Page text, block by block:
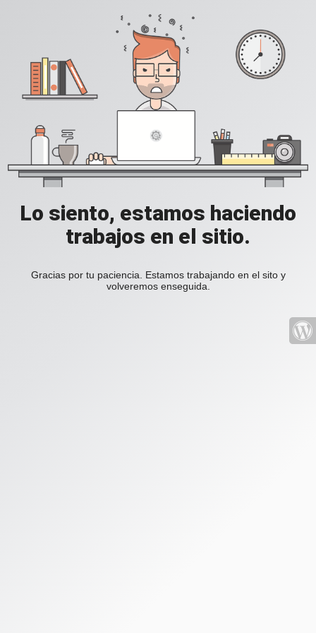
Lo siento, estamos haciendo
trabajos en el sitio.
Gracias por tu paciencia. Estamos trabajando en el sito y
volveremos enseguida.